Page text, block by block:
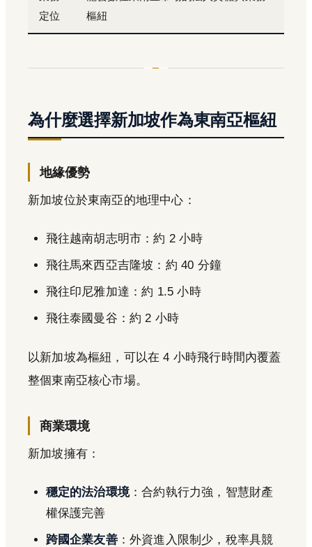
定位
樞紐
為什麼選擇新加坡作為東南亞樞紐
地緣優勢
新加坡位於東南亞的地理中心：
飛往越南胡志明市：約 2 小時
飛往馬來西亞吉隆坡：約 40 分鐘
飛往印尼雅加達：約 1.5 小時
飛往泰國曼谷：約 2 小時
以新加坡為樞紐，可以在 4 小時飛行時間內覆蓋
整個東南亞核心市場。
商業環境
新加坡擁有：
穩定的法治環境：合約執行力強，智慧財產
權保護完善
跨國企業友善：外資進入限制少，稅率具競